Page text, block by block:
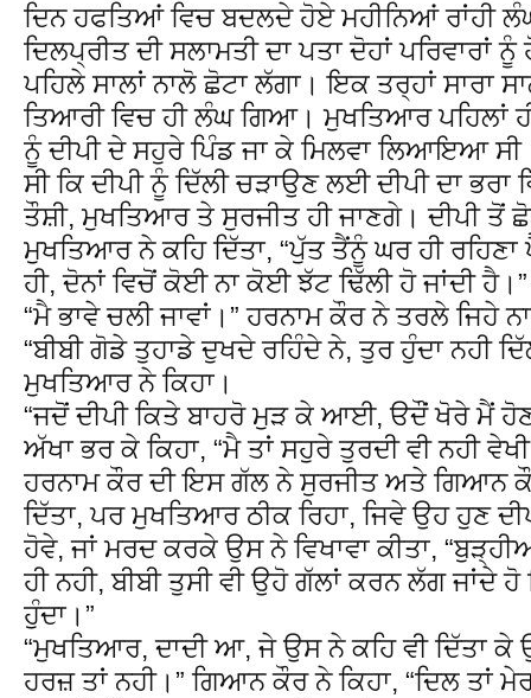
ਦਿਨ ਹਫਤਿਆਂ ਵਿਚ ਬਦਲਦੇ ਹੋਏ ਮਹੀਨਿਆਂ ਰਾਂਹੀ
ਦਿਲਪ੍ਰੀਤ ਦੀ ਸਲਾਮਤੀ ਦਾ ਪਤਾ ਦੋਹਾਂ ਪਰਿਵਾਰਾਂ
ਪਹਿਲੇ ਸਾਲਾਂ ਨਾਲੋ ਛੋਟਾ ਲੱਗਾ। ਇਕ ਤਰ੍ਹਾਂ ਸਾਰਾ
ਤਿਆਰੀ ਵਿਚ ਹੀ ਲੰਘ ਗਿਆ। ਮੁਖਤਿਆਰ ਪਹਿਲਾਂ
ਨੂੰ ਦੀਪੀ ਦੇ ਸਹੁਰੇ ਪਿੰਡ ਜਾ ਕੇ ਮਿਲਵਾ ਲਿਆਇਆ
ਸੀ ਕਿ ਦੀਪੀ ਨੂੰ ਦਿੱਲੀ ਚੜਾਉਣ ਲਈ ਦੀਪੀ ਦਾ
ਤੌਸ਼ੀ, ਮੁਖਤਿਆਰ ਤੇ ਸੁਰਜੀਤ ਹੀ ਜਾਣਗੇ। ਦੀਪੀ ਤੋਂ
ਮੁਖਤਿਆਰ ਨੇ ਕਹਿ ਦਿੱਤਾ, “ਪੁੱਤ ਤੈਂਨੂੰ ਘਰ ਹੀ ਰਹਿਣਾ
ਹੀ, ਦੋਨਾਂ ਵਿਚੋਂ ਕੋਈ ਨਾ ਕੋਈ ਝੱਟ ਢਿੱਲੀ ਹੋ ਜਾਂਦੀ ਹੈ।”
“ਮੈ ਭਾਵੇ ਚਲੀ ਜਾਵਾਂ।” ਹਰਨਾਮ ਕੌਰ ਨੇ ਤਰਲੇ ਜਿਹੇ
“ਬੀਬੀ ਗੋਡੇ ਤੁਹਾਡੇ ਦੁਖਦੇ ਰਹਿੰਦੇ ਨੇ, ਤੁਰ ਹੁੰਦਾ ਨਹੀ
ਮੁਖਤਿਆਰ ਨੇ ਕਿਹਾ।
“ਜਦੋਂ ਦੀਪੀ ਕਿਤੇ ਬਾਹਰੋ ਮੁੜ ਕੇ ਆਈ, ੳਦੌਂ ਖੋਰੇ ਮੈਂ
ਅੱਖਾ ਭਰ ਕੇ ਕਿਹਾ, “ਮੈ ਤਾਂ ਸਹੁਰੇ ਤੁਰਦੀ ਵੀ ਨਹੀ
ਹਰਨਾਮ ਕੌਰ ਦੀ ਇਸ ਗੱਲ ਨੇ ਸੁਰਜੀਤ ਅਤੇ ਗਿਆਨ
ਦਿੱਤਾ, ਪਰ ਮੁਖਤਿਆਰ ਠੀਕ ਰਿਹਾ, ਜਿਵੇ ਉਹ ਹੁਣ
ਹੋਵੇ, ਜਾਂ ਮਰਦ ਕਰਕੇ ਉਸ ਨੇ ਵਿਖਾਵਾ ਕੀਤਾ,
ਹੀ ਨਹੀ, ਬੀਬੀ ਤੁਸੀ ਵੀ ਉਹੋ ਗੱਲਾਂ ਕਰਨ ਲੱਗ ਜਾਂਦੇ
ਹੁੰਦਾ।”
“ਮੁਖਤਿਆਰ, ਦਾਦੀ ਆ, ਜੇ ਉਸ ਨੇ ਕਹਿ ਵੀ ਦਿੱਤਾ ਕੇ
ਹਰਜ਼ ਤਾਂ ਨਹੀ।” ਗਿਆਨ ਕੌਰ ਨੇ ਕਿਹਾ, “ਦਿਲ ਤਾਂ